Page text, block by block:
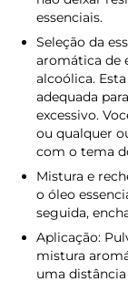
essenciais.
Seleção da
aromática de
alcoólica.
adequada
excessivo.
ou qualquer
com o tema
Mistura e
o óleo
seguida,
Aplicação:
mistura
uma